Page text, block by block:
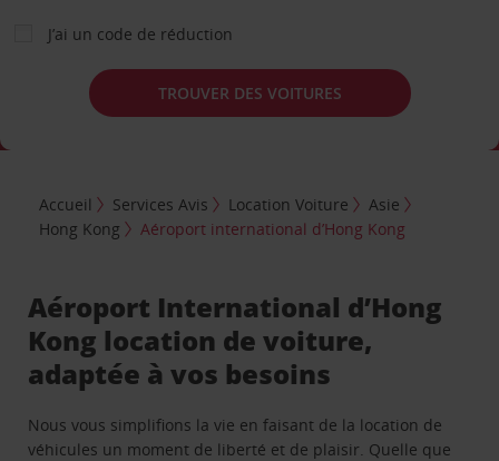
J’ai un code de réduction
TROUVER DES VOITURES
Accueil Services Avis Location Voiture
Asie
Hong Kong
Aéroport international d’Hong Kong
Aéroport International d’Hong
Kong location de voiture,
adaptée à vos besoins
Nous vous simplifions la vie en faisant de la location de
véhicules un moment de liberté et de plaisir. Quelle que